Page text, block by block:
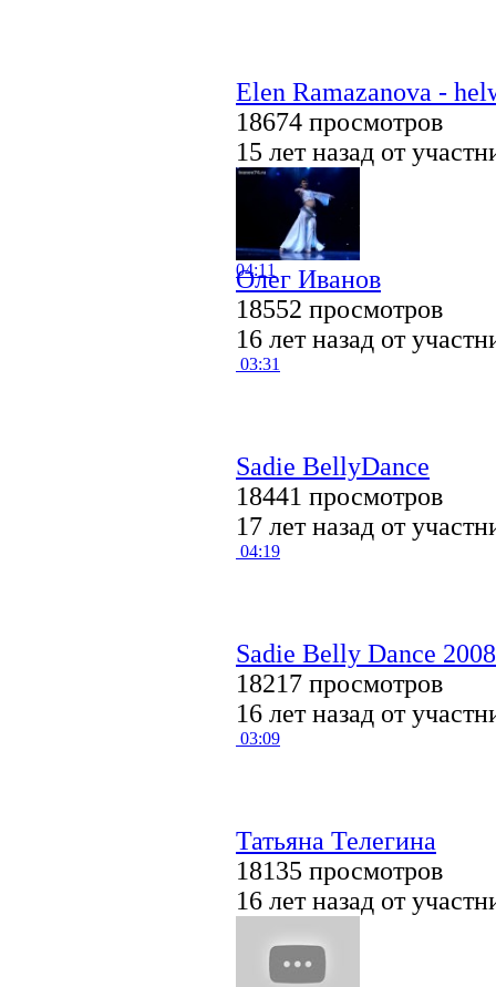
Elen Ramazanova -
18674 просмотров
15 лет назад от
04:11
Олег Иванов
18552 просмотров
16 лет назад от
03:31
Sadie BellyDance
18441 просмотров
17 лет назад от
04:19
Sadie Belly Dance 2008
18217 просмотров
16 лет назад от
03:09
Татьяна Телегина
18135 просмотров
16 лет назад от